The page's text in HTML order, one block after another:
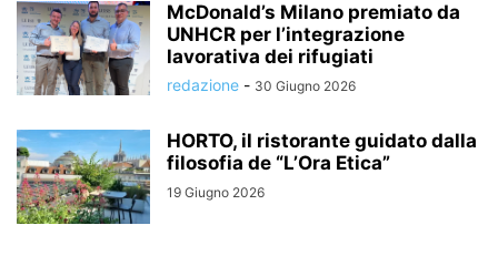
McDonald’s Milano premiato da
UNHCR per l’integrazione
lavorativa dei rifugiati
redazione - 30 Giugno 2026
HORTO, il ristorante guidato dalla
filosofia de “L’Ora Etica”
19 Giugno 2026